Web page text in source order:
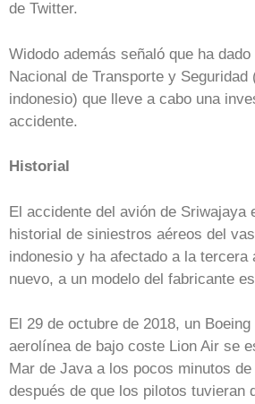
de Twitter.
Widodo además señaló que ha
Nacional de Transporte y Seguridad
indonesio) que lleve a cabo una
accidente.
Historial
El accidente del avión de Sriwajaya
historial de siniestros aéreos del
indonesio y ha afectado a la
nuevo, a un modelo del fabricante
El 29 de octubre de 2018, un
aerolínea de bajo coste Lion Air se
Mar de Java a los pocos minutos
después de que los pilotos tuvieran